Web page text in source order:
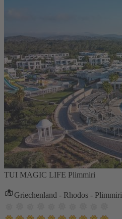
TUI MAGIC LIFE Plimmiri
Griechenland - Rhodos - Plimmiri